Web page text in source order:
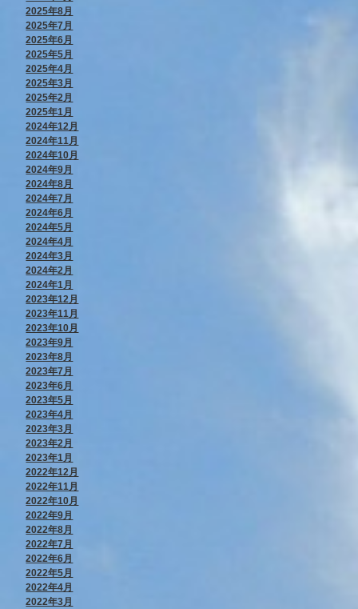
2025年8月
2025年7月
2025年6月
2025年5月
2025年4月
2025年3月
2025年2月
2025年1月
2024年12月
2024年11月
2024年10月
2024年9月
2024年8月
2024年7月
2024年6月
2024年5月
2024年4月
2024年3月
2024年2月
2024年1月
2023年12月
2023年11月
2023年10月
2023年9月
2023年8月
2023年7月
2023年6月
2023年5月
2023年4月
2023年3月
2023年2月
2023年1月
2022年12月
2022年11月
2022年10月
2022年9月
2022年8月
2022年7月
2022年6月
2022年5月
2022年4月
2022年3月